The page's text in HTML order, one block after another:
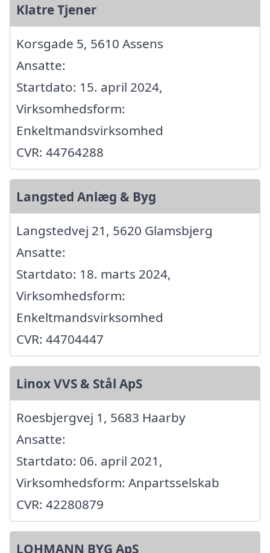
Klatre Tjener
Korsgade 5, 5610 Assens
Ansatte:
Startdato: 15. april 2024,
Virksomhedsform:
Enkeltmandsvirksomhed
CVR: 44764288
Langsted Anlæg & Byg
Langstedvej 21, 5620 Glamsbjerg
Ansatte:
Startdato: 18. marts 2024,
Virksomhedsform:
Enkeltmandsvirksomhed
CVR: 44704447
Linox VVS & Stål ApS
Roesbjergvej 1, 5683 Haarby
Ansatte:
Startdato: 06. april 2021,
Virksomhedsform: Anpartsselskab
CVR: 42280879
LOHMANN BYG ApS